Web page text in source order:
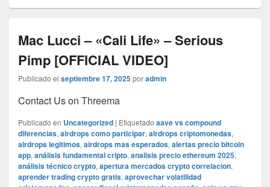
Mac Lucci – «Cali Life» – Serious
Pimp [OFFICIAL VIDEO]
Publicado el septiembre 17, 2025poradmin
Contact Us on Threema
Publicado en Uncategorized | Etiquetado aave vs compound
diferencias, airdrops como participar, airdrops criptomonedas,
airdrops legitimos, airdrops mas esperados, alertas precio bitcoin
app, análisis fundamental cripto, analisis precio ethereum 2025,
análisis técnico crypto, apertura mercados crypto correlacion,
aprender trading crypto gratis, aprovechar volatilidad